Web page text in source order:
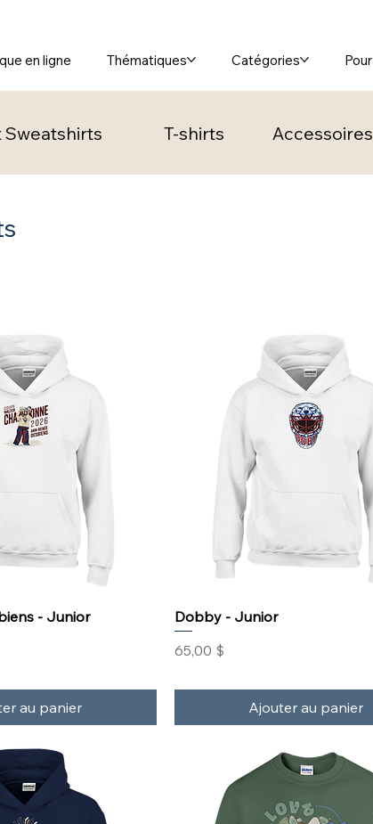
en ligne Thématiques Catégories
Sweatshirts T-shirts Accessoires
- Junior
au panier
Dobby - Junior
Prix
65,00 $
Ajouter au panier